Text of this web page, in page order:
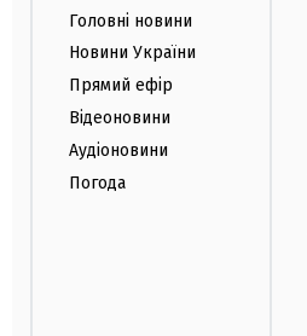
Головні новини
Новини України
Прямий ефір
Відеоновини
Аудіоновини
Погода